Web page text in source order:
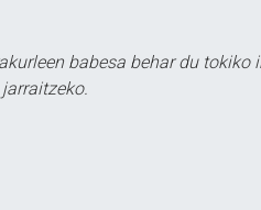
babesa behar du tokiko